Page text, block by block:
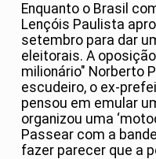
Enquanto o Brasil
Lençóis Paulista
setembro para dar
eleitorais. A
milionário" Norberto
escudeiro, o ex-
pensou em emular
organizou uma
Passear com a
fazer parecer que a